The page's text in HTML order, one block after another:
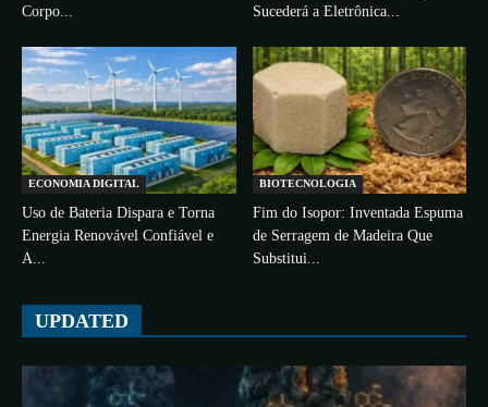
Corpo...
Sucederá a Eletrônica...
ECONOMIA DIGITAL
Uso de Bateria Dispara e Torna
Energia Renovável Confiável e
A...
BIOTECNOLOGIA
Fim do Isopor: Inventada Espuma
de Serragem de Madeira Que
Substitui...
UPDATED